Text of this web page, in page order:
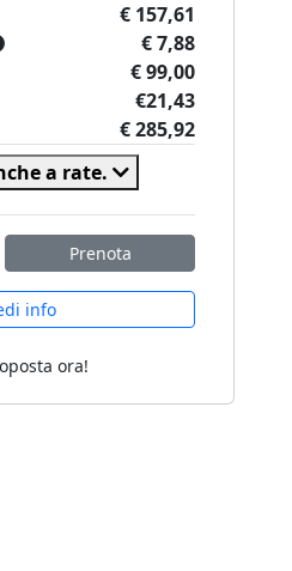
€ 157,61
€ 7,88
€ 99,00
€21,43
€ 285,92
a rate.
Prenota
info
ora!